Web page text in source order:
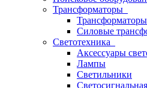
Трансформаторы
Силовые
Светотехника
Аксессуары
Лампы
Светильники